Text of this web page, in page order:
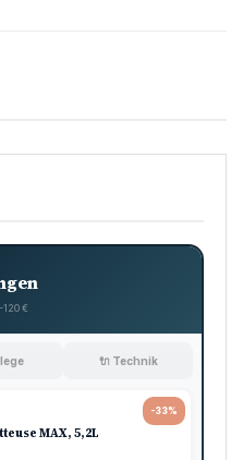
€
🔌 Technik
-33%
MAX, 5,2L